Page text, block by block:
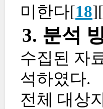
미한다[18][
3. 분석
수집된 자
석하였다.
전체 대상